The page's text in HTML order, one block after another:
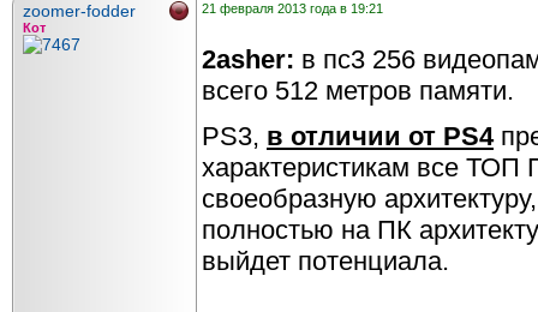
zoomer-fodder
Кот
21 февраля 2013 года в 19:21
2asher: в пс3 256
всего 512 метров памяти.
PS3, в отличии от PS4
характеристикам все ТОП
своеобразную
полностью на ПК
выйдет потенциала.